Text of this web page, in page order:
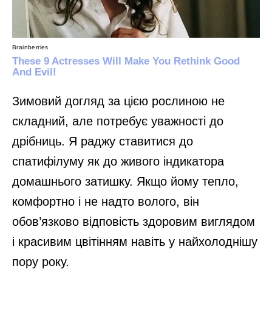
Зимовий догляд за цією рослиною не
складний, але потребує уважності до
дрібниць. Я раджу ставитися до
спатифілуму як до живого індикатора
домашнього затишку. Якщо йому тепло,
комфортно і не надто волого, він
обов’язково відповість здоровим виглядом
і красивим цвітінням навіть у найхолоднішу
пору року.